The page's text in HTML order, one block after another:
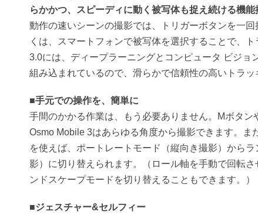
らかかつ、スピーディに動く被写体も捉え続ける機能
動作の速いシーンの撮影では、トリガーボタンを一
くは、スマートフォンで被写体を選択することで、
3.0には、ディープラーニングとコンピュータ ビジョ
組み込まれているので、滑らかで信頼性の高いトラッ
■手元での操作を、簡単に
手間のかかる作業は、もう必要ありません。Mボタン
Osmo Mobile 3はあらゆる角度から撮影できます。ま
を使えば、ポートレートモード（縦向き撮影）から
影）に切り替えられます。（ロール軸を手動で回転
ンドスケープモードを切り替えることもできます。）
■ジェスチャー&セルフィー